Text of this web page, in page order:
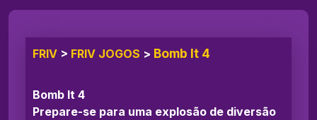
FRIV > FRIV JOGOS > Bomb It 4
Bomb It 4
Prepare-se para uma explosão de diversão